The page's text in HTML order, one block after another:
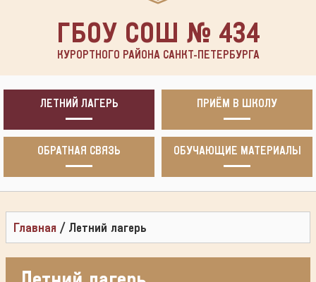
ГБОУ СОШ № 434
КУРОРТНОГО РАЙОНА САНКТ-ПЕТЕРБУРГА
ЛЕТНИЙ ЛАГЕРЬ ПРИЁМ В ШКОЛУ
ОБРАТНАЯ СВЯЗЬ ОБУЧАЮЩИЕ МАТЕРИАЛЫ
Главная / Летний лагерь